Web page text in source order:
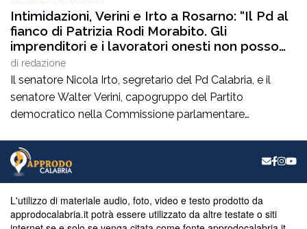
Intimidazioni, Verini e Irto a Rosarno: “Il Pd al
fianco di Patrizia Rodi Morabito. Gli
imprenditori e i lavoratori onesti non posso
essere lasciati da soli”
di redazione
Il senatore Nicola Irto, segretario del Pd Calabria, e il
senatore Walter Verini, capogruppo del Partito
democratico nella Commissione parlamentare
imprenditrice agricola di Rosarno (Rc) la cui azienda è
stata più volte colpita da incendi, furti e danneggiamenti.
L’ultimo grave episodio si è verificato nei giorni scorsi […]
L'utilizzo di materiale audio, foto, video e testo prodotto da
approdocalabria.it potrà essere utilizzato da altre testate o siti